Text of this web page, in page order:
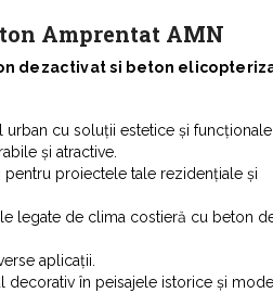
Amprentat AMN
dezactivat si beton
urban cu soluții estetice și funcționale.
și atractive.
proiectele tale rezidențiale și
legate de clima costieră cu beton
aplicații.
decorativ în peisajele istorice și